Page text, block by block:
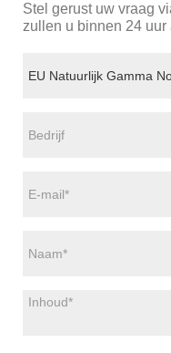
Stel gerust uw vraag
zullen u binnen 24 uur